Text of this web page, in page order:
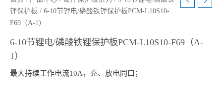
锂保护板 / 6-10节锂电/磷酸铁锂保护板PCM-L10S10-
F69（A-1）
6-10节锂电/磷酸铁锂保护板PCM-L10S10-F69（A-
1）
最大持续工作电流10A，充、放电同口；